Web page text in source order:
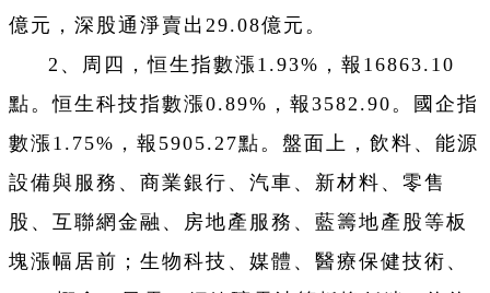
億元，深股通淨賣出29.08億元。
2、周四，恒生指數漲1.93%，報16863.10
點。恒生科技指數漲0.89%，報3582.90。國企指
數漲1.75%，報5905.27點。盤面上，飲料、能源
設備與服務、商業銀行、汽車、新材料、零售
股、互聯網金融、房地產服務、藍籌地產股等板
塊漲幅居前；生物科技、媒體、醫療保健技術、